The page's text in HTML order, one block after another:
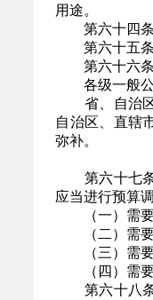
用途。
第六十四条
第六十五条
第六十六条
各级一般公
省、自治区
自治区、直辖
弥补。
第六十七条
应当进行预算调
（一）需要
（二）需要
（三）需要
（四）需要
第六十八条